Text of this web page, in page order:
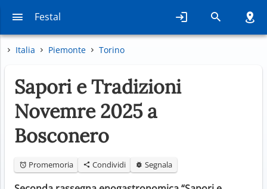
Festal
Italia Piemonte Torino
Sapori e Tradizioni
Novemre 2025 a
Bosconero
Promemoria Condividi Segnala